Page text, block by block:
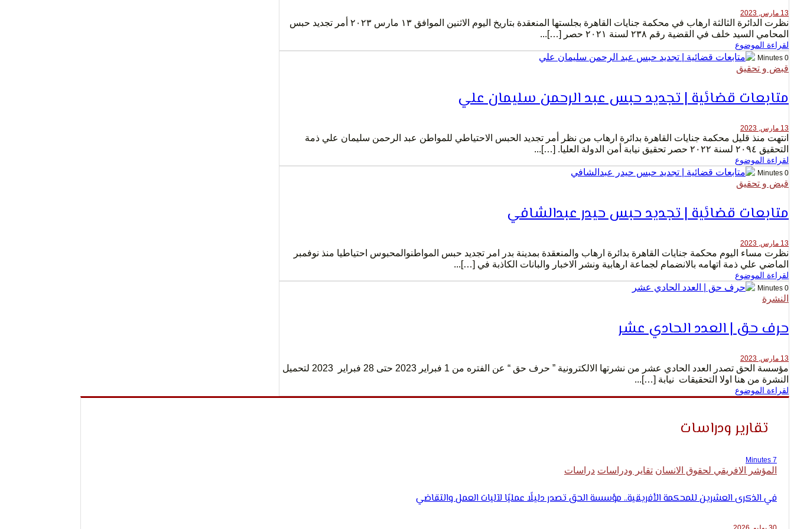
13 مارس, 2023
نظرت الدائرة الثالثة ارهاب في محكمة جنايات القاهرة بجلستها المنعقدة بتاريخ اليوم الاثنين الموافق ١٣ مارس ٢٠٢٣ أمر تجديد حبس
المحامي السيد خلف في القضية رقم ٢٣٨ لسنة ٢٠٢١ حصر […]...
لقراءة الموضوع
0 Minutes
قبض و تحقيق
متابعات قضائية | تجديد حبس عبد الرحمن سليمان علي
13 مارس, 2023
انتهت منذ قليل محكمة جنايات القاهرة بدائرة ارهاب من نظر أمر تجديد الحبس الاحتياطي للمواطن عبد الرحمن سليمان علي ذمة
التحقيق ٢٠٩٤ لسنة ٢٠٢٢ حصر تحقيق نيابة أمن الدولة العليا. […]...
لقراءة الموضوع
0 Minutes
قبض و تحقيق
متابعات قضائية | تجديد حبس حيدر عبدالشافي
13 مارس, 2023
نظرت مساء اليوم محكمة جنايات القاهرة بدائرة ارهاب والمنعقدة بمدينة بدر امر تجديد حبس المواطنوالمحبوس احتياطيا منذ نوفمبر
الماضي علي ذمة اتهامه بالانضمام لجماعة ارهابية ونشر الاخبار والبانات الكاذبة في […]...
لقراءة الموضوع
0 Minutes
النشرة
حرف حق | العدد الحادي عشر
13 مارس, 2023
مؤسسة الحق تصدر العدد الحادي عشر من نشرتها الالكترونية ” حرف حق “ عن الفتره من 1 فبراير 2023 حتى 28 فبراير 2023 لتحميل
النشرة من هنا اولا التحقيقات نيابة […]...
لقراءة الموضوع
تقارير ودراسات
7 Minutes
المؤشر الافريقي لحقوق الانسان تقاير ودراسات دراسات
في الذكرى العشرين للمحكمة الأفريقية.. مؤسسة الحق تصدر دليلًا عمليًا لآليات العمل والتقاضي